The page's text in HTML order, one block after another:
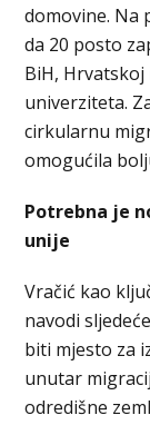
domovine. Na
da 20 posto
BiH,
univerziteta.
cirkularnu
omogućila
Potrebna je
unije
Vračić kao
navodi
biti mjesto za
unutar
odredišne